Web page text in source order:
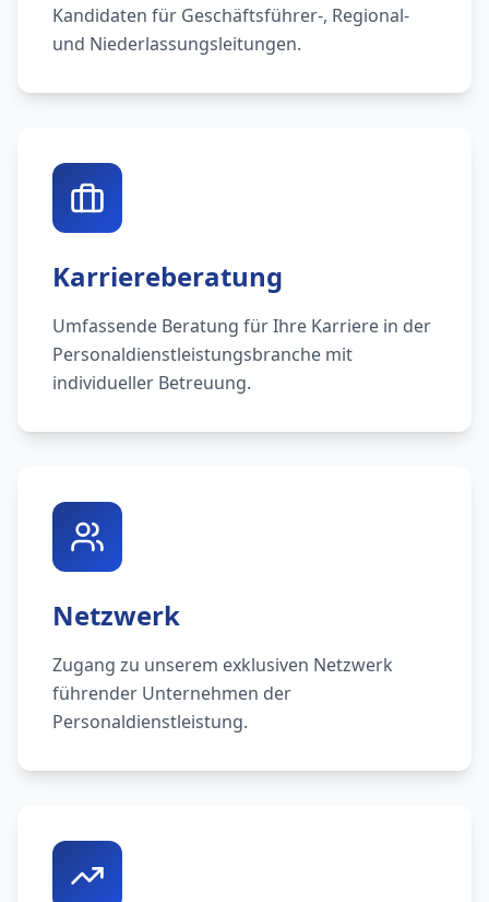
Kandidaten für Geschäftsführer-, Regional-
und Niederlassungsleitungen.
Karriereberatung
Umfassende Beratung für Ihre Karriere in der
Personaldienstleistungsbranche mit
individueller Betreuung.
Netzwerk
Zugang zu unserem exklusiven Netzwerk
führender Unternehmen der
Personaldienstleistung.